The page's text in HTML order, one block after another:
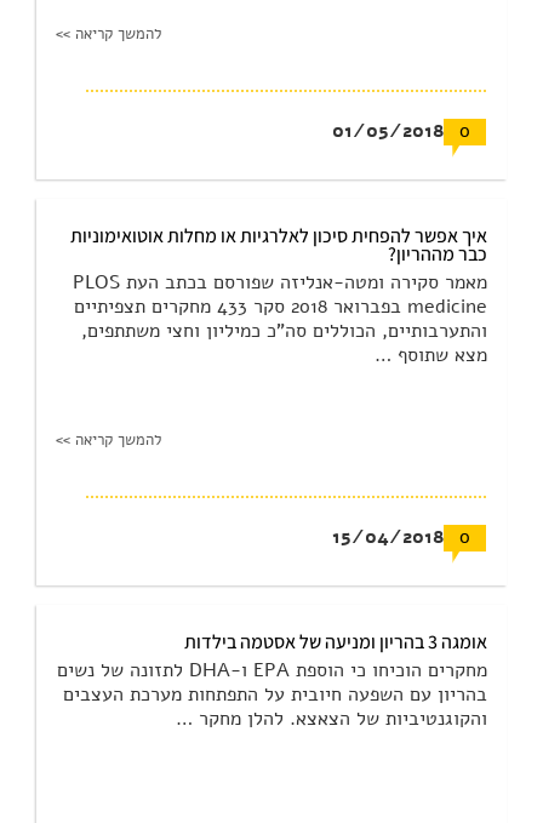
להמשך קריאה >>
0
01/05/2018
איך אפשר להפחית סיכון לאלרגיות או מחלות אוטואימוניות
כבר מההריון?
מאמר סקירה ומטה-אנליזה שפורסם בכתב העת PLOS
medicine בפברואר 2018 סקר 433 מחקרים תצפיתיים
והתערבותיים, הכוללים סה"כ כמיליון וחצי משתתפים,
מצא שתוסף …
להמשך קריאה >>
0
15/04/2018
אומגה 3 בהריון ומניעה של אסטמה בילדות
מחקרים הוכיחו כי הוספת EPA ו-DHA לתזונה של נשים
בהריון עם השפעה חיובית על התפתחות מערכת העצבים
והקוגנטיביות של הצאצא. להלן מחקר …